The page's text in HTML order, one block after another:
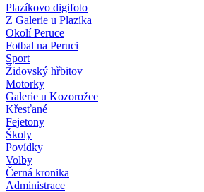
Plazíkovo digifoto
Z Galerie u Plazíka
Okolí Peruce
Fotbal na Peruci
Sport
Židovský hřbitov
Motorky
Galerie u Kozorožce
Křesťané
Fejetony
Školy
Povídky
Volby
Černá kronika
Administrace